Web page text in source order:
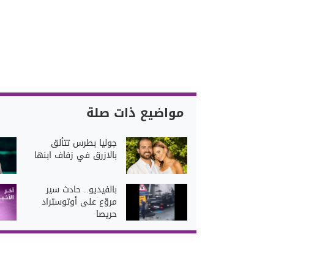
مواضيع ذات صلة
جوليا بطرس تتألق
بالازرق في زفاف ابنها
بالفيديو.. حادث سير
مروّع على أوتوستراد
حريصا